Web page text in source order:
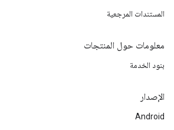
المستندات المرجعية
معلومات حول المنتجات
بنود الخدمة
الإصدار
Android